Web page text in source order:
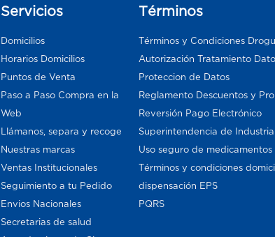
Servicios
Domicilios
Horarios Domicilios
Puntos de Venta
Paso a Paso Compra en la
Web
Llámanos, separa y recoge
Nuestras marcas
Ventas Institucionales
Seguimiento a tu Pedido
Envios Nacionales
Secretarias de salud
Términos
Términos y Condiciones
Autorización Tratamiento
Proteccion de Datos
Reglamento Descuentos y
Reversión Pago Electrónico
Superintendencia de
Uso seguro de medicamentos
Términos y condiciones
dispensación EPS
PQRS